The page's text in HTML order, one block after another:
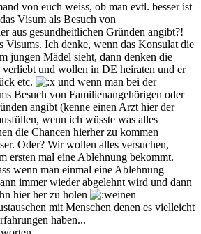
von euch weiss, ob man evtl. besser ist
Visum als Besuch von
aus gesundheitlichen Gründen angibt?!
Visums. Ich denke, wenn das Konsulat die
jungen Mädel sieht, dann denken die
und wollen in DE heiraten und er
etc.
und wenn man bei der
Besuch von Familienangehörigen oder
angibt (kenne einen Arzt hier der
wenn ich wüsste was alles
die Chancen hierher zu kommen
Oder? Wir wollen alles versuchen,
ersten mal eine Ablehnung bekommt.
wenn man einmal eine Ablehnung
immer wieder abgelehnt wird und dann
hier her zu holen
mit Menschen denen es vielleicht
haben...